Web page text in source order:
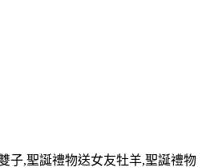
子,聖誕禮物送女友牡羊,聖誕禮物